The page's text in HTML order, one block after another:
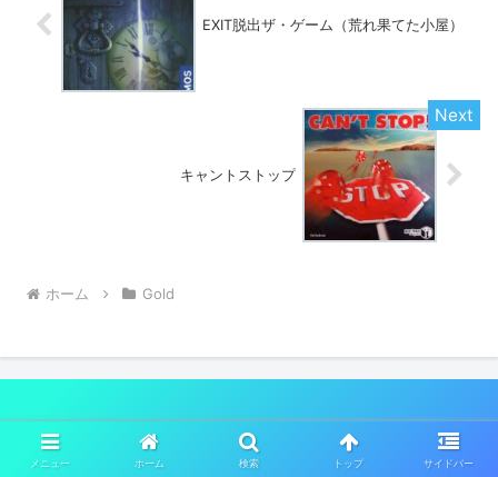
EXIT脱出ザ・ゲーム（荒れ果てた小屋）
キャントストップ
ホーム Gold
The Board Game Laboratory（ボードゲームラボ
ラトリー）
メニュー ホーム 検索 トップ サイドバー